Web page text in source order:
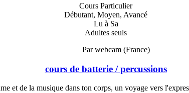
Cours Particulier
Débutant, Moyen, Avancé
Lu à Sa
Adultes seuls
Par webcam (France)
cours de batterie / percussions
et de la musique dans ton corps, un voyage vers